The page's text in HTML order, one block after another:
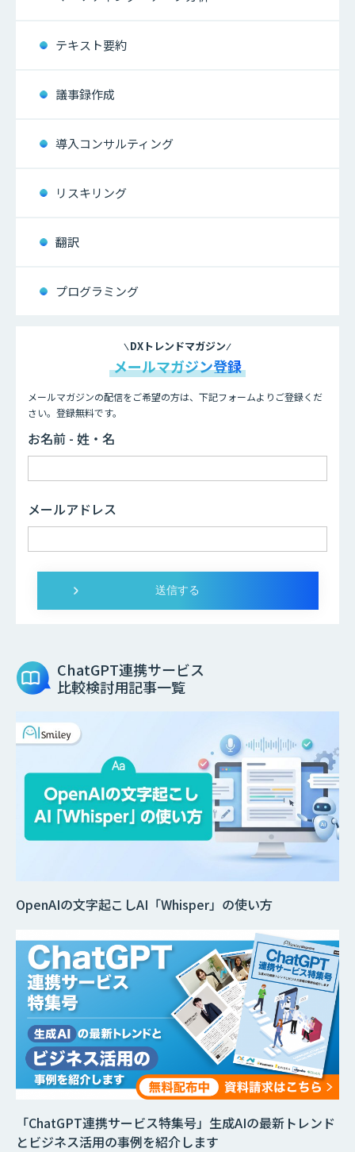
テキスト要約
議事録作成
導入コンサルティング
リスキリング
翻訳
プログラミング
DXトレンドマガジン
メールマガジン登録
メールマガジンの配信をご希望の方は、下記フォームよりご登録くだ
さい。登録無料です。
お名前 - 姓・名
メールアドレス
ChatGPT連携サービス
比較検討用記事一覧
OpenAIの文字起こしAI「Whisper」の使い方
「ChatGPT連携サービス特集号」生成AIの最新トレンド
とビジネス活用の事例を紹介します